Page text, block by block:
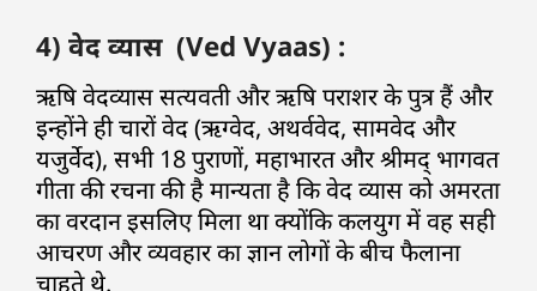
4) वेद व्यास (Ved Vyaas) :
ऋषि वेदव्यास सत्यवती और ऋषि पराशर के पुत्र हैं और
इन्होंने ही चारों वेद (ऋग्वेद, अथर्ववेद, सामवेद और
यजुर्वेद), सभी 18 पुराणों, महाभारत और श्रीमद् भागवत
गीता की रचना की है मान्यता है कि वेद व्यास को अमरता
का वरदान इसलिए मिला था क्योंकि कलयुग में वह सही
आचरण और व्यवहार का ज्ञान लोगों के बीच फैलाना
चाहते थे.